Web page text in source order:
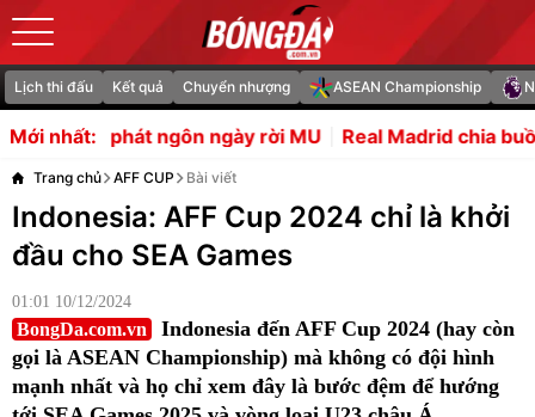
Lịch thi đấu Kết quả Chuyển nhượng ASEAN Championship
Mới nhất:
ngày rời MU Real Madrid chia buồn khi cha Messi
Trang chủ AFF CUP Bài viết
Indonesia: AFF Cup 2024 chỉ là khởi
đầu cho SEA Games
01:01 10/12/2024
BongDa.com.vn
Indonesia đến AFF Cup 2024 (hay còn
gọi là ASEAN Championship) mà không có đội hình
mạnh nhất và họ chỉ xem đây là bước đệm để hướng